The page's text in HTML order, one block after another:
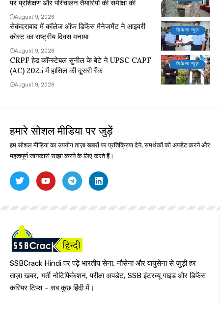
पर प्रशिक्षण और परिचालन तैयारियों की समीक्षा की
August 9, 2026
डिफेन्स न्यूज़
सेकंदराबाद में कॉलेज ऑफ डिफेंस मैनेजमेंट ने आइवरी
कोस्ट का राष्ट्रीय दिवस मनाया
August 9, 2026
डिफेन्स न्यूज़
CRPF हेड कॉन्स्टेबल सुनील के बेटे ने UPSC CAPF
(AC) 2025 में हासिल की दूसरी रैंक
August 9, 2026
हमारे सोशल मीडिया पर जुड़ें
हम सोशल मीडिया का उपयोग ताज़ा खबरों पर प्रतिक्रिया देने, समर्थकों को अपडेट करने और
महत्वपूर्ण जानकारी साझा करने के लिए करते हैं।
SSBCrack Hindi पर पढ़ें भारतीय सेना, नौसेना और वायुसेना से जुड़ी हर
ताज़ा खबर, भर्ती नोटिफिकेशन, परीक्षा अपडेट, SSB इंटरव्यू गाइड और डिफेंस
करियर टिप्स – सब कुछ हिंदी में।